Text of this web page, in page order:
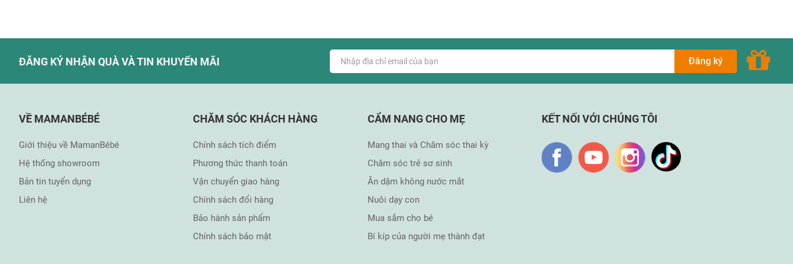
4. Trò chơi giúp bé học hỏi các kiến thức như đếm số, nhận biết âm thanh, con vật… một cách tự nhiên nhất trong khi chơi.
ĐĂNG KÝ NHẬN QUÀ VÀ TIN KHUYẾN MÃI Đăng ký
VỀ MAMANBÉBÉ
Giới thiệu về MamanBébé
Hệ thống showroom
Bản tin tuyển dụng
Liên hệ
CHĂM SÓC KHÁCH HÀNG
Chính sách tích điểm
Phương thức thanh toán
Vận chuyển giao hàng
Chính sách đổi hàng
Bảo hành sản phẩm
Chính sách bảo mật
CẨM NANG CHO MẸ
Mang thai và Chăm sóc thai kỳ
Chăm sóc trẻ sơ sinh
Ăn dặm không nước mắt
Nuôi dạy con
Mua sắm cho bé
Bí kíp của người mẹ thành đạt
KẾT NỐI VỚI CHÚNG TÔI